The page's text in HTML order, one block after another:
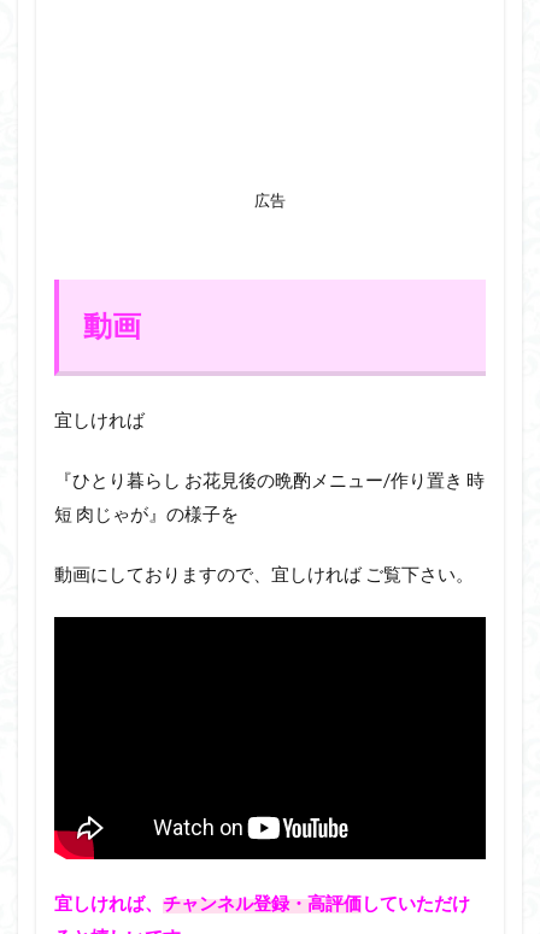
広告
動画
宜しければ
『ひとり暮らし お花見後の晩酌メニュー/作り置き 時
短 肉じゃが』の様子を
動画にしておりますので、宜しければ ご覧下さい。
宜しければ、 チャンネル登録・高評価していただけ